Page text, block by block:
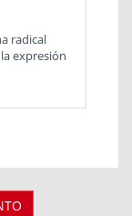
radical
expresión